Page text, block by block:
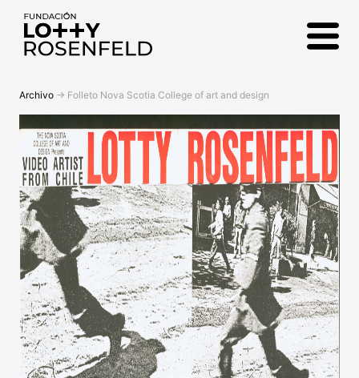
Archivo -> Folleto Nova Scotia College of art and design